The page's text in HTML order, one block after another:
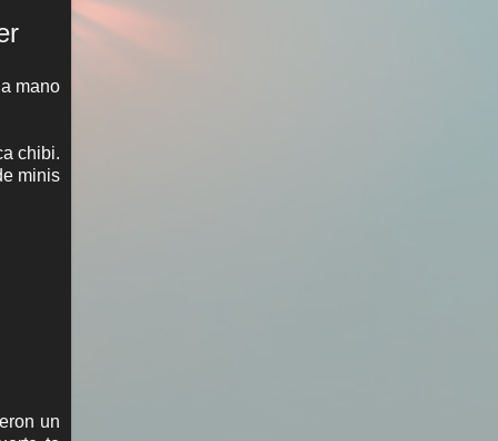
mano
chibi.
minis
un